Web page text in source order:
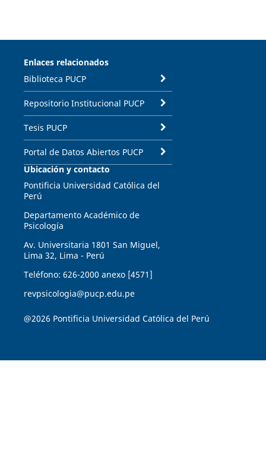
Enlaces relacionados
Biblioteca PUCP
Repositorio Institucional PUCP
Tesis PUCP
Portal de Datos Abiertos PUCP
Ubicación y contacto
Pontificia Universidad Católica del
Perú
Departamento Académico de
Psicología
Av. Universitaria 1801 San Miguel,
Lima 32, Lima - Perú
Teléfono: 626-2000 anexo [4571]
revpsicologia@pucp.edu.pe
@2026 Pontificia Universidad Católica del Perú